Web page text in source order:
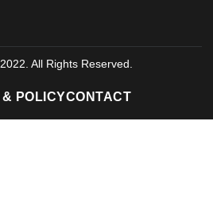
All Rights Reserved.
& POLICYCONTACT